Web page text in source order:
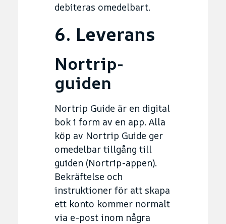
debiteras omedelbart.
6. Leverans
Nortrip-
guiden
Nortrip Guide är en digital
bok i form av en app. Alla
köp av Nortrip Guide ger
omedelbar tillgång till
guiden (Nortrip-appen).
Bekräftelse och
instruktioner för att skapa
ett konto kommer normalt
via e-post inom några